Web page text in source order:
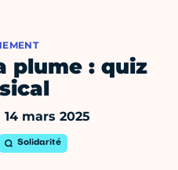
plume : quiz
mars 2025
Solidarité